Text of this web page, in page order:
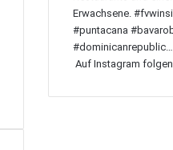
Auf Instagram folgen